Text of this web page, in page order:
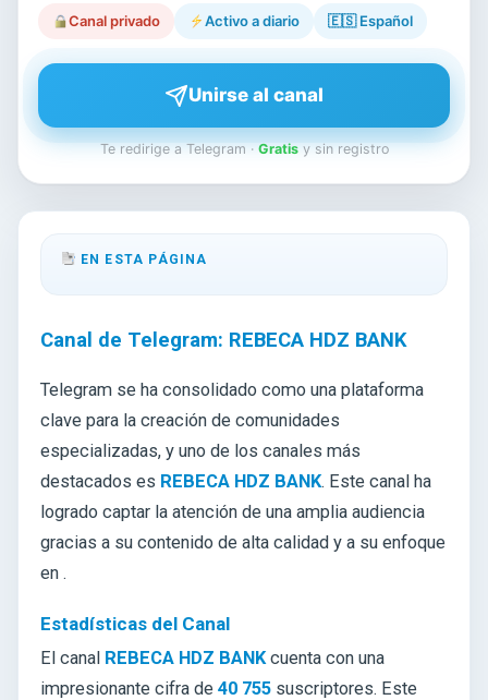
Canal privado Activo a diario 🇪🇸Español
Unirse al canal
Te redirige a Telegram · Gratisy sin registro
EN ESTA PÁGINA
Canal de Telegram: REBECA HDZ BANK
Telegram se ha consolidado como una plataforma
clave para la creación de comunidades
especializadas, y uno de los canales más
destacados es REBECA HDZ BANK. Este canal ha
logrado captar la atención de una amplia audiencia
gracias a su contenido de alta calidad y a su enfoque
en .
Estadísticas del Canal
El canal REBECA HDZ BANK cuenta con una
impresionante cifra de 40 755 suscriptores. Este